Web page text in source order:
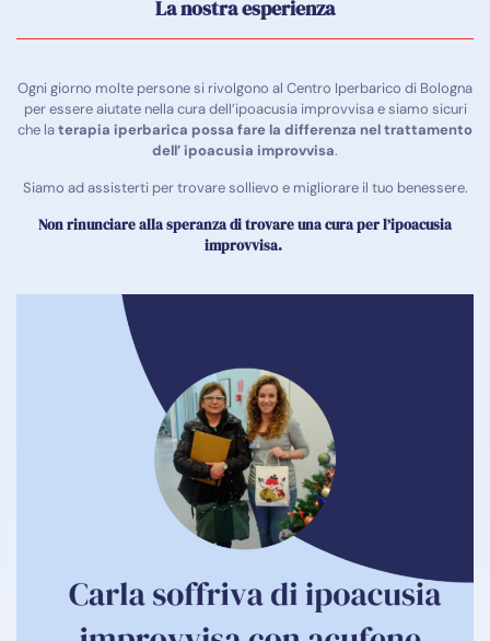
La nostra esperienza
Ogni giorno molte persone si rivolgono al Centro Iperbarico di Bologna
per essere aiutate nella cura dell’ipoacusia improvvisa e siamo sicuri
che laterapia iperbarica possa fare la differenza nel trattamento
dell’ ipoacusia improvvisa.
Siamo ad assisterti per trovare sollievo e migliorare il tuo benessere.
Non rinunciare alla speranza di trovare una cura per l’ipoacusia
improvvisa.